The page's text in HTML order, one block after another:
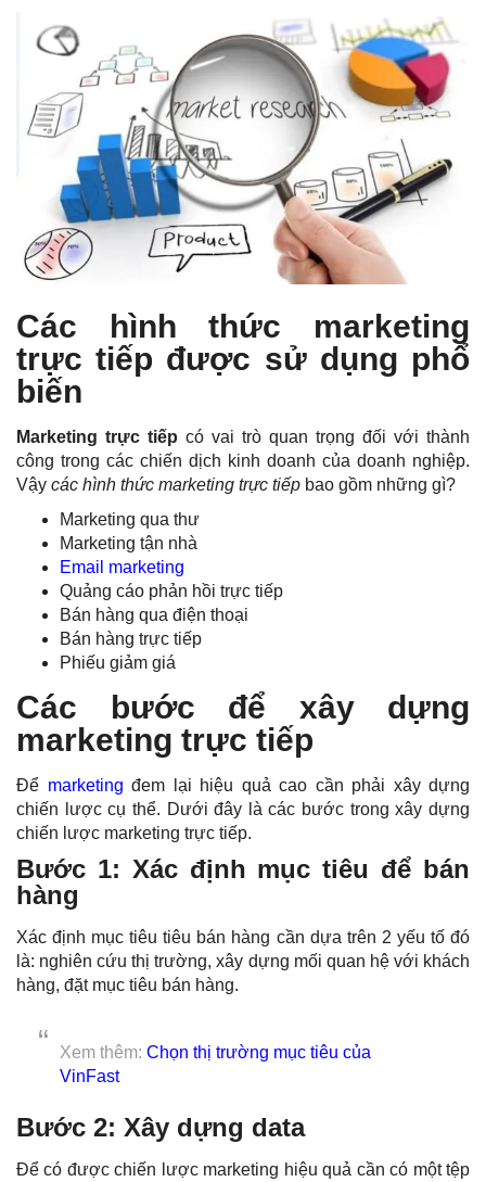
Các hình thức marketing
trực tiếp được sử dụng phổ
biến
Marketing trực tiếp có vai trò quan trọng đối với thành
công trong các chiến dịch kinh doanh của doanh nghiệp.
Vậy các hình thức marketing trực tiếp bao gồm những gì?
Marketing qua thư
Marketing tận nhà
Email marketing
Quảng cáo phản hồi trực tiếp
Bán hàng qua điện thoại
Bán hàng trực tiếp
Phiếu giảm giá
Các bước để xây dựng
marketing trực tiếp
Để marketing đem lại hiệu quả cao cần phải xây dựng
chiến lược cụ thể. Dưới đây là các bước trong xây dựng
chiến lược marketing trực tiếp.
Bước 1: Xác định mục tiêu để bán
hàng
Xác định mục tiêu tiêu bán hàng cần dựa trên 2 yếu tố đó
là: nghiên cứu thị trường, xây dựng mối quan hệ với khách
hàng, đặt mục tiêu bán hàng.
Xem thêm: Chọn thị trường mục tiêu của
VinFast
Bước 2: Xây dựng data
Để có được chiến lược marketing hiệu quả cần có một tệp